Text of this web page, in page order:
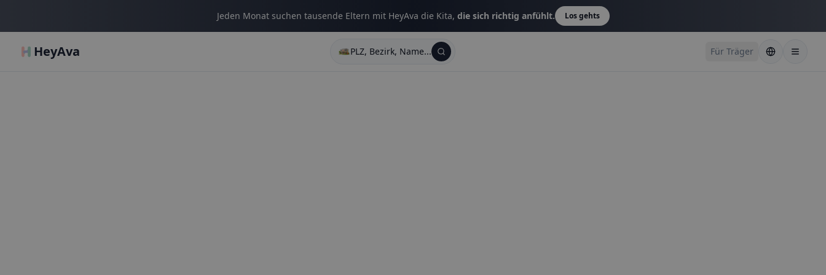
Jeden Monat suchen tausende Eltern mit HeyAva die Kita, die sich richtig anfühlt. Los gehts
HeyAva PLZ, Bezirk, Name... Für Träger